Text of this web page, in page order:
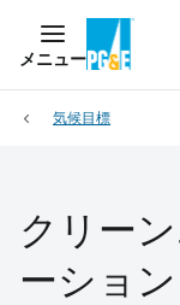
メニュー
気候目標
クリー
ーション